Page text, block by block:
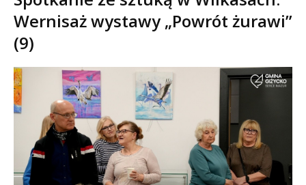
Wernisaż wystawy „Powrót żurawi”
(9)